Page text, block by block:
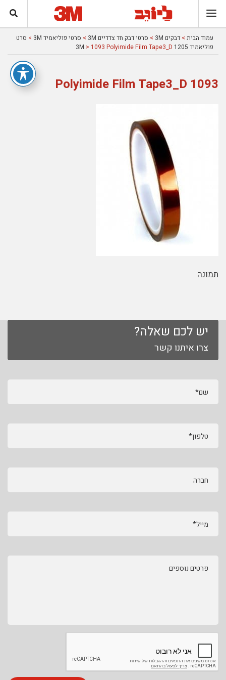
עמוד הבית > דבקים 3M > סרטי דבק חד צדדיים 3M > סרטי פוליאמיד 3M > סרט
פוליאמיד 1205 3M
> 1093 Polyimide Film Tape3_D
1093 Polyimide Film Tape3_D
תמונה
יש לכם שאלה?
צרו איתנו קשר
שם*
טלפון*
חברה
מייל*
פרטים נוספים